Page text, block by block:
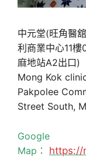
中元堂(旺角醫
利商業中心11
麻地站A2出口)
Mong Kok
Pakpolee
Street South,
Google
Map： https://